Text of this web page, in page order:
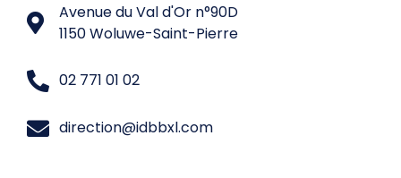
Avenue du Val d'Or n°90D
1150 Woluwe-Saint-Pierre
02 771 01 02
direction@idbbxl.com